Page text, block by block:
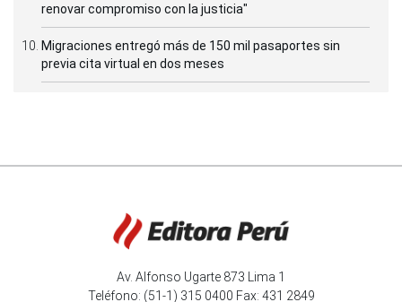
renovar compromiso con la justicia"
Migraciones entregó más de 150 mil pasaportes sin
previa cita virtual en dos meses
Av. Alfonso Ugarte 873 Lima 1
Teléfono: (51-1) 315 0400 Fax: 431 2849